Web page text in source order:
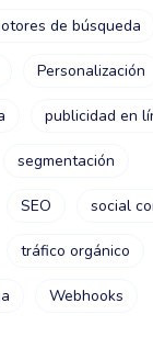
de búsqueda
Personalización
publicidad en
segmentación
SEO social
tráfico orgánico
Webhooks